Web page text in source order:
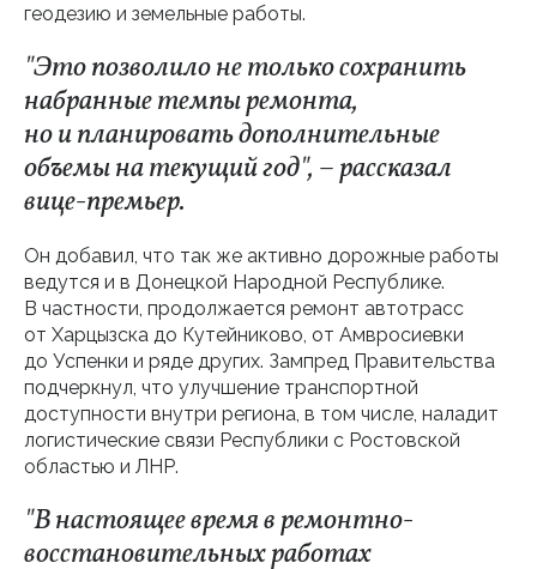
геодезию и земельные работы.
"Это позволило не только сохранить
набранные темпы ремонта,
но и планировать дополнительные
объемы на текущий год", – рассказал
вице-премьер.
Он добавил, что так же активно дорожные работы
ведутся и в Донецкой Народной Республике.
В частности, продолжается ремонт автотрасс
от Харцызска до Кутейниково, от Амвросиевки
до Успенки и ряде других. Зампред Правительства
подчеркнул, что улучшение транспортной
доступности внутри региона, в том числе, наладит
логистические связи Республики с Ростовской
областью и ЛНР.
"В настоящее время в ремонтно-
восстановительных работах